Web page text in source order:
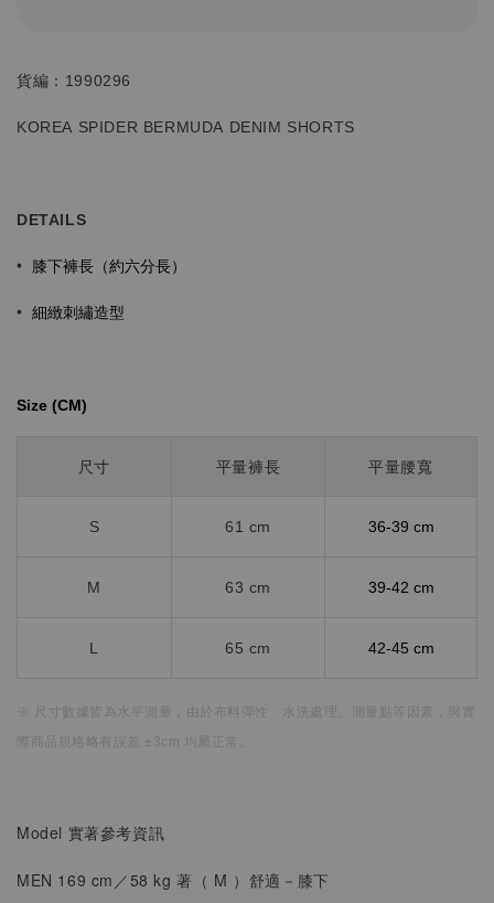
貨編：1990296
KOREA SPIDER BERMUDA DENIM SHORTS
DETAILS
• 膝下褲長（約六分長）
• 細緻刺繡造型
Size (CM)⁡⁡
尺寸 平量褲長 平量腰寬
S 61 cm 36-39 cm
M 63 cm 39-42 cm
L 65 cm 42-45 cm
※ 尺寸數據皆為水平測量， 由於布料彈性、水洗處理、測量點等因素，
際商品規格略有誤差 ±3cm 均屬正常。
Model 實著參考資訊
MEN 169 cm／58 kg 著（ M ） 舒適 －膝下